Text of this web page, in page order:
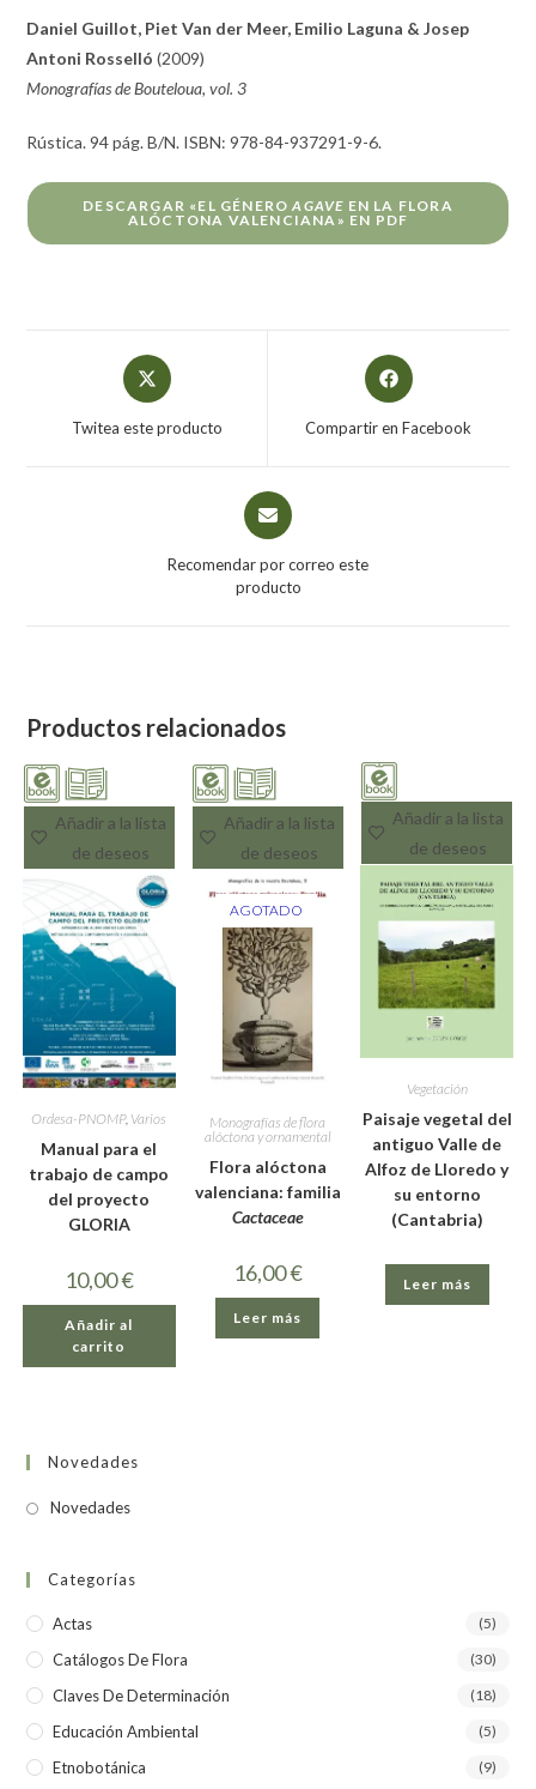
Daniel Guillot, Piet Van der Meer, Emilio Laguna & Josep
Antoni Rosselló (2009)
Monografías de Bouteloua, vol. 3
Rústica. 94 pág. B/N. ISBN: 978-84-937291-9-6.
DESCARGAR «EL GÉNEROAGAVE EN LA FLORA
ALÓCTONA VALENCIANA» EN PDF
Twitea este producto Compartir en Facebook
Recomendar por correo este
producto
Productos relacionados
Añadir a la lista
de deseos
Ordesa-PNOMP, Varios
Manual para el
trabajo de campo
del proyecto
GLORIA
10,00€
Añadir al
carrito
Añadir a la lista
de deseos
AGOTADO
Monografías de flora
alóctona y ornamental
Flora alóctona
valenciana: familia
Cactaceae
16,00€
Leer más
Añadir a la lista
de deseos
Vegetación
Paisaje vegetal del
antiguo Valle de
Alfoz de Lloredo y
su entorno
(Cantabria)
Leer más
Novedades
Novedades
Categorías
Actas (5)
Catálogos De Flora (30)
Claves De Determinación (18)
Educación Ambiental (5)
Etnobotánica (9)